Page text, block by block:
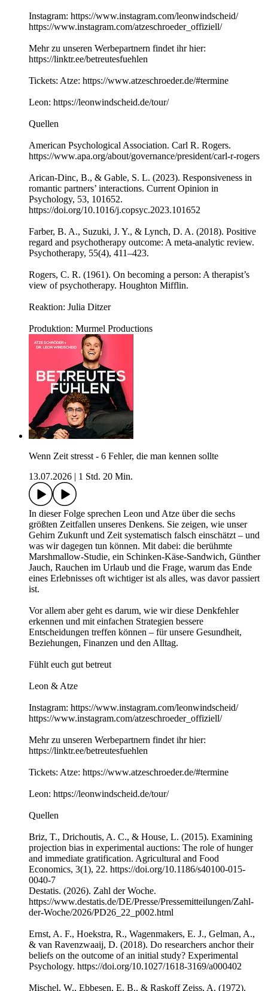
Instagram: https://www.instagram.com/leonwindscheid/
https://www.instagram.com/atzeschroeder_offiziell/
Mehr zu unseren Werbepartnern findet ihr hier:
https://linktr.ee/betreutesfuehlen
Tickets: Atze: https://www.atzeschroeder.de/#termine
Leon: https://leonwindscheid.de/tour/
Quellen
American Psychological Association. Carl R. Rogers.
https://www.apa.org/about/governance/president/carl-r-rogers
Arican-Dinc, B., & Gable, S. L. (2023). Responsiveness in
romantic partners’ interactions. Current Opinion in
Psychology, 53, 101652.
https://doi.org/10.1016/j.copsyc.2023.101652
Farber, B. A., Suzuki, J. Y., & Lynch, D. A. (2018). Positive
regard and psychotherapy outcome: A meta-analytic review.
Psychotherapy, 55(4), 411–423.
Rogers, C. R. (1961). On becoming a person: A therapist’s
view of psychotherapy. Houghton Mifflin.
Reaktion: Julia Ditzer
Produktion: Murmel Productions
Wenn Zeit stresst - 6 Fehler, die man kennen sollte
13.07.2026
1 Std. 20 Min.
In dieser Folge sprechen Leon und Atze über die sechs
größten Zeitfallen unseres Denkens. Sie zeigen, wie unser
Gehirn Zukunft und Zeit systematisch falsch einschätzt – und
was wir dagegen tun können. Mit dabei: die berühmte
Marshmallow-Studie, ein Schinken-Käse-Sandwich, Günther
Jauch, Rauchen im Urlaub und die Frage, warum das Ende
eines Erlebnisses oft wichtiger ist als alles, was davor passiert
ist.
Vor allem aber geht es darum, wie wir diese Denkfehler
erkennen und mit einfachen Strategien bessere
Entscheidungen treffen können – für unsere Gesundheit,
Beziehungen, Finanzen und den Alltag.
Fühlt euch gut betreut
Leon & Atze
Instagram: https://www.instagram.com/leonwindscheid/
https://www.instagram.com/atzeschroeder_offiziell/
Mehr zu unseren Werbepartnern findet ihr hier:
https://linktr.ee/betreutesfuehlen
Tickets: Atze: https://www.atzeschroeder.de/#termine
Leon: https://leonwindscheid.de/tour/
Quellen
Briz, T., Drichoutis, A. C., & House, L. (2015). Examining
projection bias in experimental auctions: The role of hunger
and immediate gratification. Agricultural and Food
Economics, 3(1), 22. https://doi.org/10.1186/s40100-015-
0040-7
Destatis. (2026). Zahl der Woche.
https://www.destatis.de/DE/Presse/Pressemitteilungen/Zahl-
der-Woche/2026/PD26_22_p002.html
Ernst, A. F., Hoekstra, R., Wagenmakers, E. J., Gelman, A.,
& van Ravenzwaaij, D. (2018). Do researchers anchor their
beliefs on the outcome of an initial study? Experimental
Psychology. https://doi.org/10.1027/1618-3169/a000402
Mischel, W., Ebbesen, E. B., & Raskoff Zeiss, A. (1972).